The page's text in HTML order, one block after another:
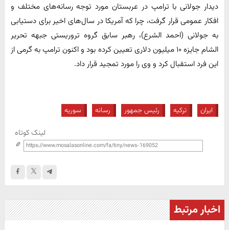
دیدار جولانی با ترامپ در عربستان مورد توجه رسانه‌های مختلف و
افکار عمومی قرار گرفت، چرا که آمریکا در سال‌های اخیر برای دستیابی
به جولانی (احمد الشرع)، رهبر سابق گروه تروریستی جبهه تحریر
الشام جایزه ۱۰ میلیون دلاری تعیین کرده بود و اکنون ترامپ به گرمی از
این فرد استقبال کرد و وی را مورد تمجید قرار داد.
ایران ترکیه رئیس جمهور رسانه سوریه
لینک کوتاه
اخبار مرتبط